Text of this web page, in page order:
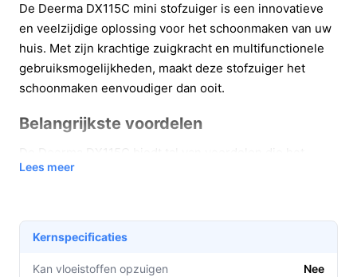
De Deerma DX115C mini stofzuiger is een innovatieve
en veelzijdige oplossing voor het schoonmaken van uw
huis. Met zijn krachtige zuigkracht en multifunctionele
gebruiksmogelijkheden, maakt deze stofzuiger het
schoonmaken eenvoudiger dan ooit.
Belangrijkste voordelen
schoonmaken efficiënter en aangenamer maken:
14.000 Pa en een vermogen van 600 W, verwijdert
deze stofzuiger moeiteloos stof en vuil van
verschillende oppervlakken.
Lees meer
Kernspecificaties
Kan vloeistoffen opzuigen Nee